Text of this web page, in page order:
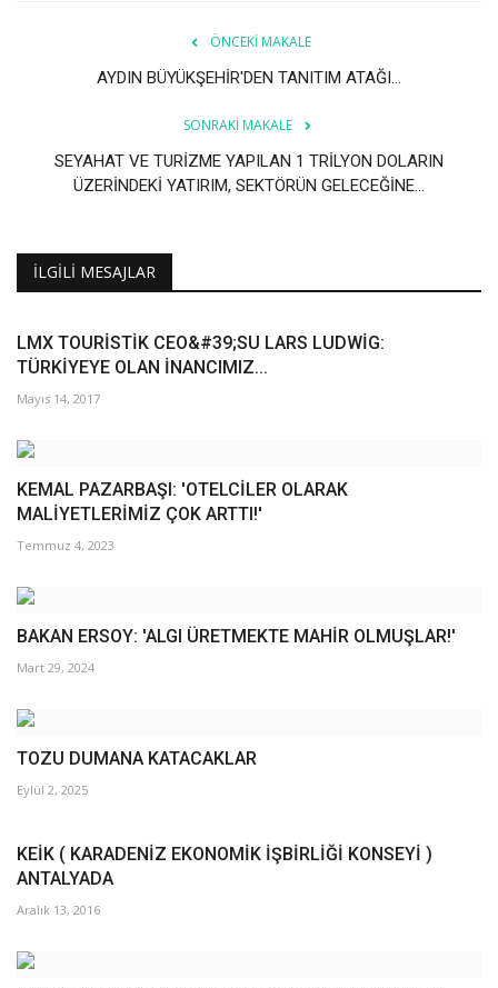
ÖNCEKI MAKALE
AYDIN BÜYÜKŞEHİR'DEN TANITIM ATAĞI...
SONRAKI MAKALE
SEYAHAT VE TURİZME YAPILAN 1 TRİLYON DOLARIN
ÜZERİNDEKİ YATIRIM, SEKTÖRÜN GELECEĞİNE...
İLGILI MESAJLAR
LMX TOURİSTİK CEO&#39;SU LARS LUDWİG:
TÜRKİYEYE OLAN İNANCIMIZ...
Mayıs 14, 2017
KEMAL PAZARBAŞI: 'OTELCİLER OLARAK
MALİYETLERİMİZ ÇOK ARTTI!'
Temmuz 4, 2023
BAKAN ERSOY: 'ALGI ÜRETMEKTE MAHİR OLMUŞLAR!'
Mart 29, 2024
TOZU DUMANA KATACAKLAR
Eylül 2, 2025
KEİK ( KARADENİZ EKONOMİK İŞBİRLİĞİ KONSEYİ )
ANTALYADA
Aralık 13, 2016